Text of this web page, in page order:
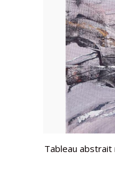
Tableau abstrait